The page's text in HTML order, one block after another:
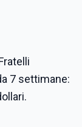
7 settimane: